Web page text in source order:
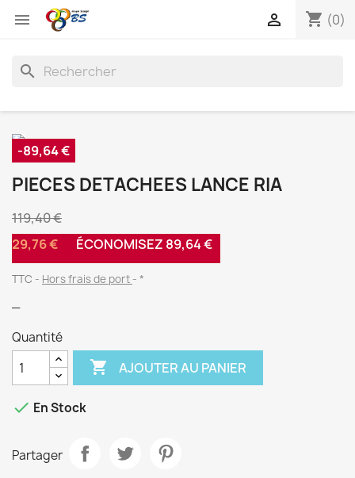
 shopping_cart (0)

search
-89,64 €
PIECES DETACHEES LANCE RIA
119,40 €
29,76 €
ÉCONOMISEZ 89,64 €
TTC Hors frais de port *
Quantité
 AJOUTER AU PANIER
 En Stock
Partager